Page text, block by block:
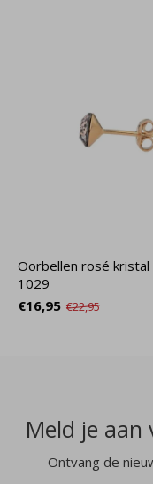
Oorbellen rosé
1029
€16,95 €22,95
Meld je aan
Ontvang de